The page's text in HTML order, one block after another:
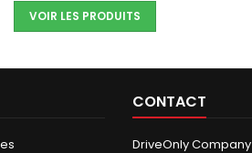
VOIR LES PRODUITS
CONTACT
DriveOnly Company